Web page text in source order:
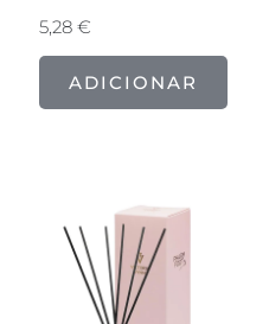
5,28€
ADICIONAR